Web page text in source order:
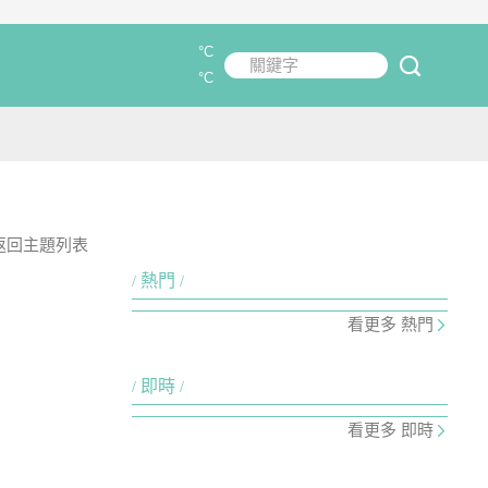
關鍵字
°C
°C
回主題列表
熱門
看更多 熱門
即時
看更多 即時